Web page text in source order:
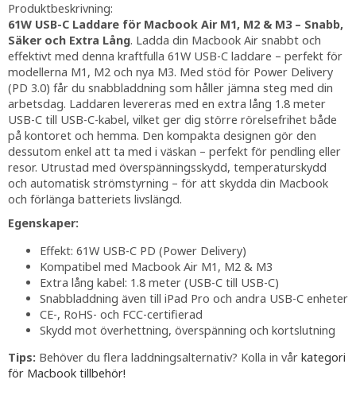
Produktbeskrivning:
61W USB-C Laddare för Macbook Air M1, M2 & M3 – Snabb,
Säker och Extra Lång. Ladda din Macbook Air snabbt och
effektivt med denna kraftfulla 61W USB-C laddare – perfekt för
modellerna M1, M2 och nya M3. Med stöd för Power Delivery
(PD 3.0) får du snabbladdning som håller jämna steg med din
arbetsdag. Laddaren levereras med en extra lång 1.8 meter
USB-C till USB-C-kabel, vilket ger dig större rörelsefrihet både
på kontoret och hemma. Den kompakta designen gör den
dessutom enkel att ta med i väskan – perfekt för pendling eller
resor. Utrustad med överspänningsskydd, temperaturskydd
och automatisk strömstyrning – för att skydda din Macbook
och förlänga batteriets livslängd.
Egenskaper:
Effekt: 61W USB-C PD (Power Delivery)
Kompatibel med Macbook Air M1, M2 & M3
Extra lång kabel: 1.8 meter (USB-C till USB-C)
Snabbladdning även till iPad Pro och andra USB-C enheter
CE-, RoHS- och FCC-certifierad
Skydd mot överhettning, överspänning och kortslutning
Tips: Behöver du flera laddningsalternativ? Kolla in vår kategori
för Macbook tillbehör!